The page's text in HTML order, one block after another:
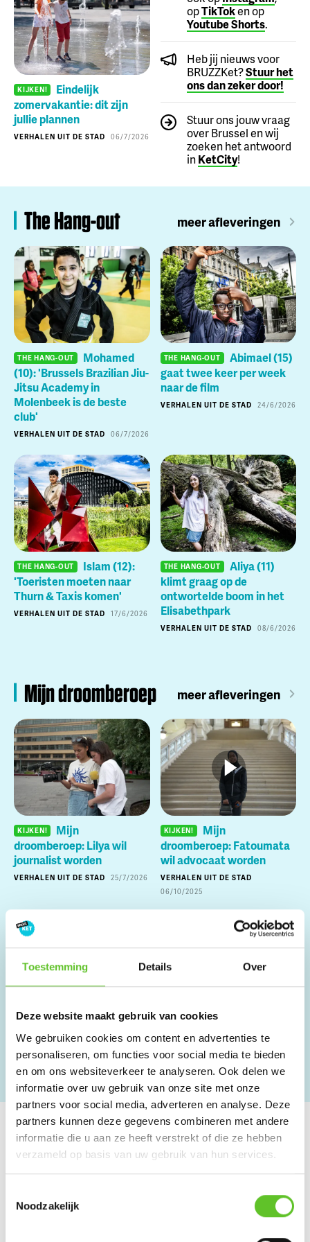
Toestemming Details Over
Deze website maakt gebruik van cookies
We gebruiken cookies om content en advertenties te
personaliseren, om functies voor social media te bieden
en om ons websiteverkeer te analyseren. Ook delen we
informatie over uw gebruik van onze site met onze
partners voor social media, adverteren en analyse. Deze
partners kunnen deze gegevens combineren met andere
informatie die u aan ze heeft verstrekt of die ze hebben
verzameld op basis van uw gebruik van hun services.
Noodzakelijk
KIJKEN!
Eindelijk
zomervakantie: dit zijn
jullie plannen
VERHALEN UIT DE STAD 06/7/2026
opTikToken op
Youtube Shorts.
Heb jij nieuws voor
BRUZZKet?Stuur het
ons dan zeker door!
Stuur ons jouw vraag
over Brussel en wij
zoeken het antwoord
inKetCity!
The Hang-out meer afleveringen
THE HANG-OUT
Mohamed
(10): 'Brussels Brazilian Jiu-
Jitsu Academy in
Molenbeek is de beste
club'
VERHALEN UIT DE STAD 06/7/2026
THE HANG-OUT
Abimael (15)
gaat twee keer per week
naar de film
VERHALEN UIT DE STAD 24/6/2026
THE HANG-OUT
Islam (12):
'Toeristen moeten naar
Thurn & Taxis komen'
VERHALEN UIT DE STAD 17/6/2026
THE HANG-OUT
Aliya (11)
klimt graag op de
ontwortelde boom in het
Elisabethpark
VERHALEN UIT DE STAD 08/6/2026
Mijn droomberoep meer afleveringen
KIJKEN!
Mijn
droomberoep: Lilya wil
journalist worden
VERHALEN UIT DE STAD 25/7/2026
KIJKEN!
Mijn
droomberoep: Fatoumata
wil advocaat worden
VERHALEN UIT DE STAD
06/10/2025
Mijn
droomberoep: Lars wil kok
worden
VERHALEN UIT DE STAD 10/6/2025
Mijn
droomberoep: Amira wil
architect worden
VERHALEN UIT DE STAD 02/6/2025
BRUZZKet voor leerkrachten meer